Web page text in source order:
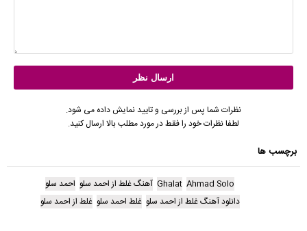
نظرات شما پس از بررسی و تایید نمایش داده می شود.
لطفا نظرات خود را فقط در مورد مطلب بالا ارسال کنید.
برچسب ها
Ahmad Solo
Ghalat آهنگ غلط از احمد سلو احمد سلو
دانلود آهنگ غلط از احمد سلو غلط احمد سلو غلط از احمد سلو